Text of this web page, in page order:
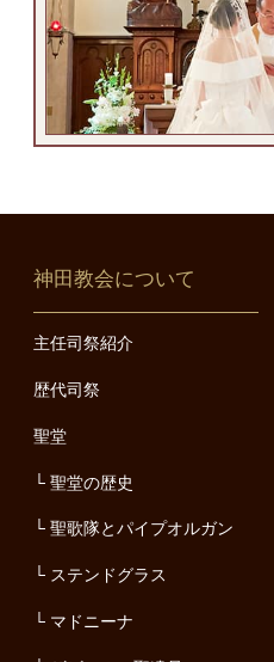
神田教会について
主任司祭紹介
歴代司祭
聖堂
聖堂の歴史
聖歌隊とパイプオルガン
ステンドグラス
マドニーナ